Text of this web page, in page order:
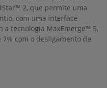
2, que permite uma
com uma interface
a tecnologia MaxEmerge™ 5,
com o desligamento de